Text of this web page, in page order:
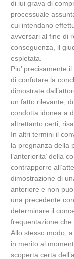
di lui grava di
processuale
cui intendano
avversari al fine di
conseguenza, il
espletata.
Piu’ precisamente
di confutare la
dimostrate
un fatto rilevante,
condotta idonea a
altrettanto certi,
In altri termini il
la pregnanza della
l’anteriorita’ della
contrapporre
dimostrazione di
anteriore e non
una precedente
determinare il
frequentazione che
Allo stesso modo,
in merito al
scoperta certa